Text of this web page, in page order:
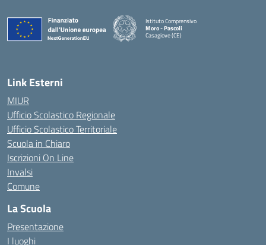
Istituto Comprensivo
Moro - Pascoli
Casagiove (CE)
— Visita la pagina iniziale della scuola
Link Esterni
MIUR
Ufficio Scolastico Regionale
Ufficio Scolastico Territoriale
Scuola in Chiaro
Iscrizioni On Line
Invalsi
Comune
La Scuola
Presentazione
I luoghi